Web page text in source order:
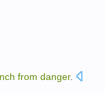
from danger.